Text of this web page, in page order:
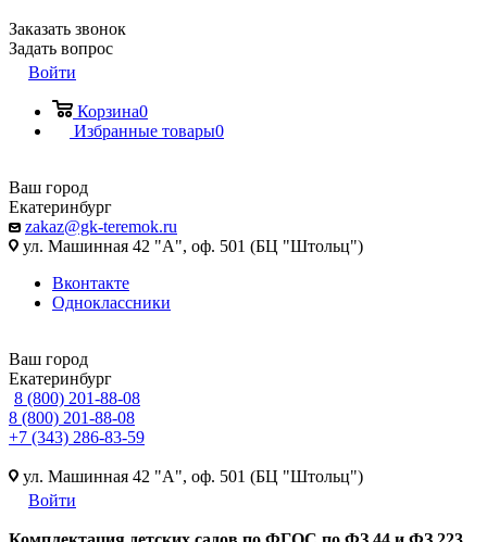
Заказать звонок
Задать вопрос
Войти
Корзина0
Избранные товары0
Ваш город
Екатеринбург
zakaz@gk-teremok.ru
ул. Машинная 42 "А", оф. 501 (БЦ "Штольц")
Вконтакте
Одноклассники
Ваш город
Екатеринбург
8 (800) 201-88-08
8 (800) 201-88-08
+7 (343) 286-83-59
ул. Машинная 42 "А", оф. 501 (БЦ "Штольц")
Войти